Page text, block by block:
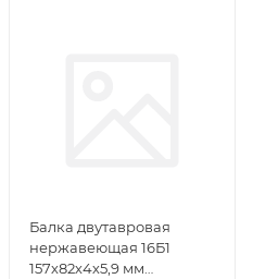
Балка двутавровая
нержавеющая 16Б1
157х82х4х5,9 мм